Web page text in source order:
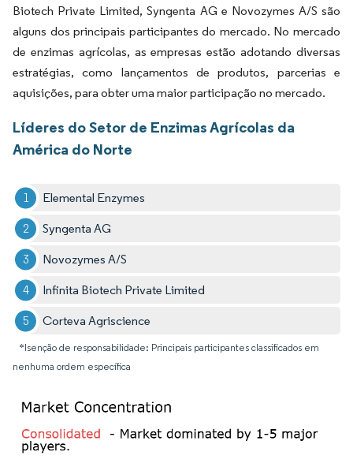
Biotech Private Limited, Syngenta AG e Novozymes A/S são
alguns dos principais participantes do mercado. No mercado
de enzimas agrícolas, as empresas estão adotando diversas
estratégias, como lançamentos de produtos, parcerias e
aquisições, para obter uma maior participação no mercado.
Líderes do Setor de Enzimas Agrícolas da
América do Norte
Elemental Enzymes
Syngenta AG
Novozymes A/S
Infinita Biotech Private Limited
Corteva Agriscience
*Isenção de responsabilidade: Principais participantes classificados em
nenhuma ordem específica